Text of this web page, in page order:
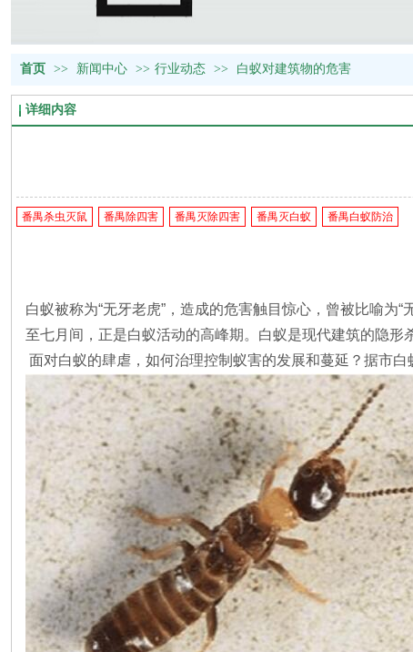
首页 >> 新闻中心 >> 行业动态 >> 白蚁对建筑物的危害
详细内容
番禺杀虫灭鼠 番禺除四害 番禺灭除四害 番禺灭白蚁 番禺白蚁防治
白蚁被称为“无牙老虎”，造成的危害触目惊心，曾被比喻为
至七月间，正是白蚁活动的高峰期。白蚁是现代建筑的隐形
面对白蚁的肆虐，如何治理控制蚁害的发展和蔓延？据市